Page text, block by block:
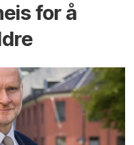
for å